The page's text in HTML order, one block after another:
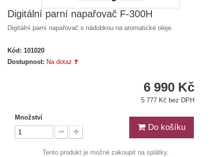
Digitální parní napařovač F-300H
Digitální parní napařovač s nádobkou na aromatické oleje.
Kód: 101020
Dostupnost: Na dotaz
6 990 Kč
5 777 Kč bez DPH
Množství
Do košíku
Tento produkt je možné zakoupit na splátky.